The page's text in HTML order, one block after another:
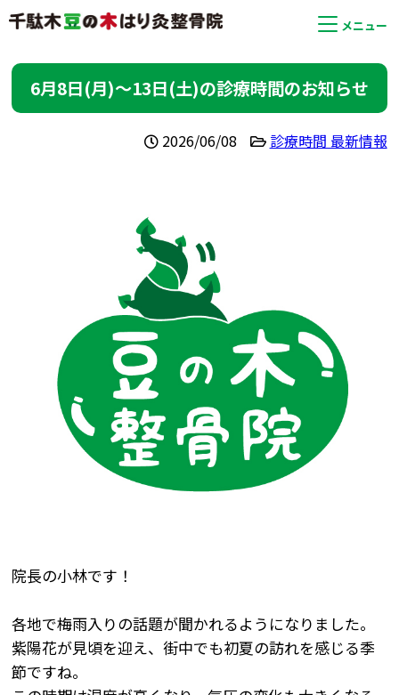
メニュー
6月8日(月)〜13日(土)の診療時間のお知らせ
2026/06/08 診療時間 最新情報
院長の小林です！
各地で梅雨入りの話題が聞かれるようになりました。
紫陽花が見頃を迎え、街中でも初夏の訪れを感じる季
節ですね。